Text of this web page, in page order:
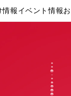
情報イベント情報